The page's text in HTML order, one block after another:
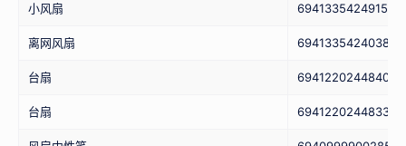
小风扇 6941335424915
离网风扇 6941335424038
台扇 6941220244840
台扇 6941220244833